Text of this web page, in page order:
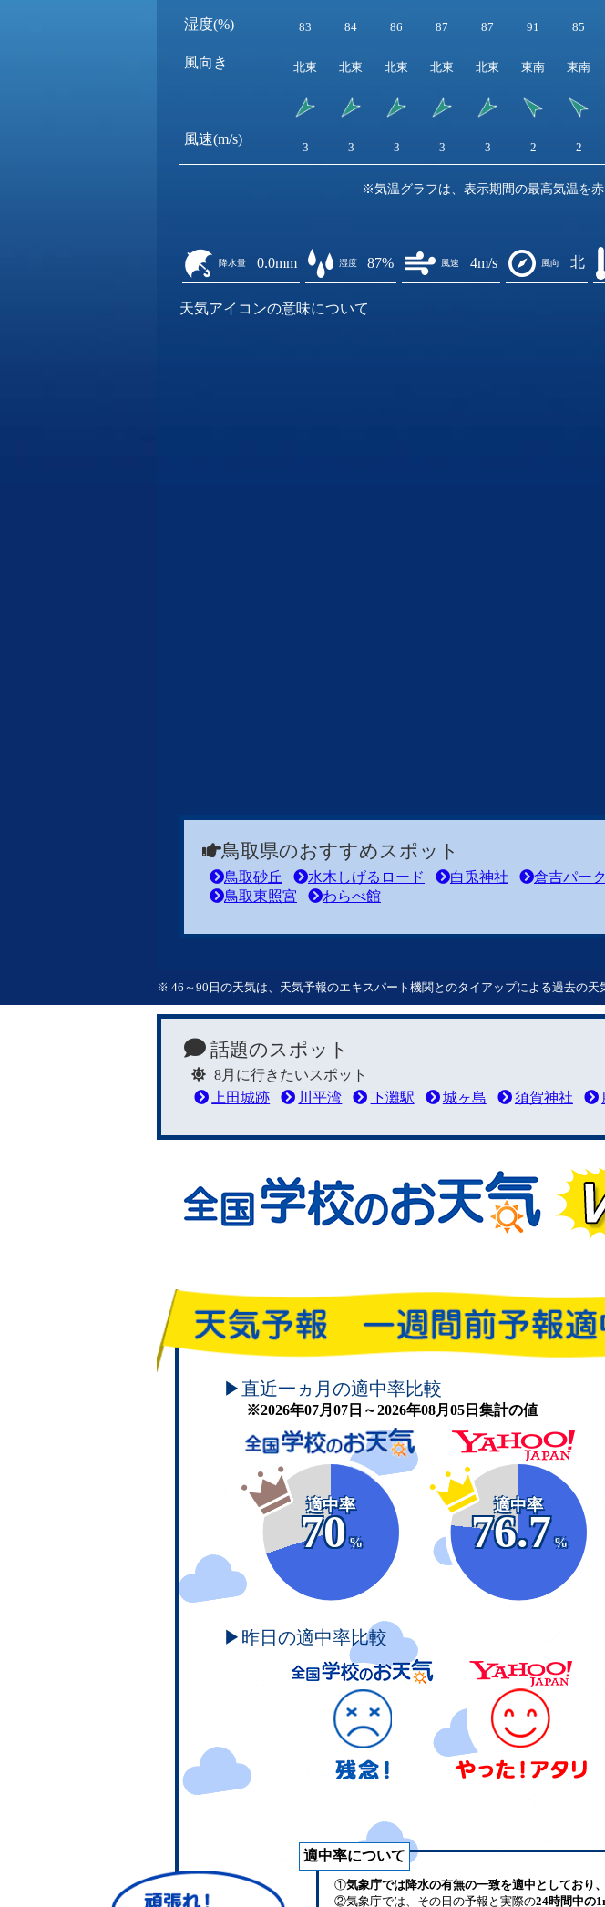
湿度(%)
風向き
風速(m/s)
83 84 86 87 87 91 85
北東 北東 北東 北東 北東 東南 東南
3 3 3 3 3 2 2
※気温グラフは、表示期間の最高気温を赤
降水量 0.0mm 湿度 87% 風速 4m/s 風向 北
天気アイコンの意味について
鳥取県のおすすめスポット
鳥取砂丘 水木しげるロード 白兎神社 倉吉パー
鳥取東照宮
わらべ館
※ 46～90日の天気は、天気予報のエキスパート機関とのタイアップによる過去の天
話題のスポット
8月に行きたいスポット
上田城跡
川平湾 下灘駅 城ヶ島 須賀神社
頑張れ！学校のお天気
▶直近一ヵ月の適中率比較
※2026年07月07日～2026年08月05日集計の値
適中率
70
%
適中率
76.7
%
▶昨日の適中率比較
適中率について
①気象庁では降水の有無の一致を適中としており、
②気象庁では、その日の予報と実際の24時間中の